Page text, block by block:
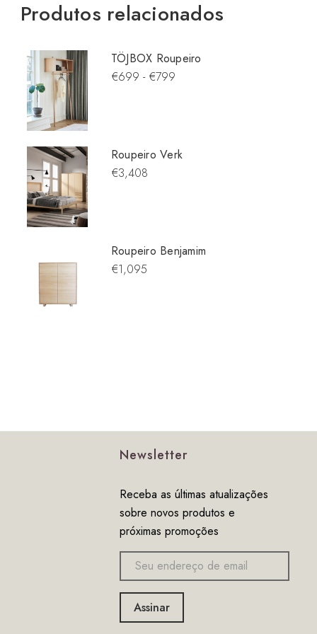
Produtos relacionados
TÖJBOX Roupeiro
€699 - €799
Roupeiro Verk
€3,408
Roupeiro Benjamim
€1,095
Newsletter
Receba as últimas atualizações
sobre novos produtos e
próximas promoções
Endereço
email